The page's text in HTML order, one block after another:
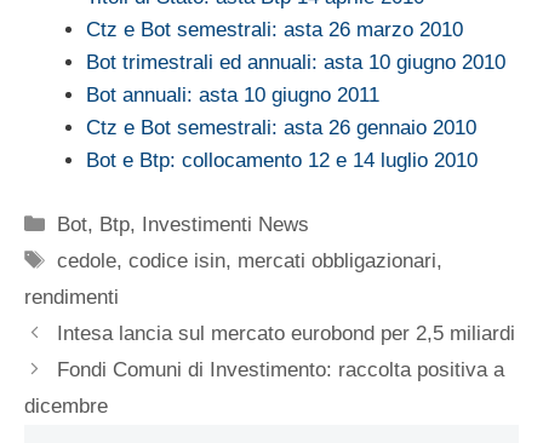
Ctz e Bot semestrali: asta 26 marzo 2010
Bot trimestrali ed annuali: asta 10 giugno 2010
Bot annuali: asta 10 giugno 2011
Ctz e Bot semestrali: asta 26 gennaio 2010
Bot e Btp: collocamento 12 e 14 luglio 2010
Categorie
Bot, Btp,
Investimenti News
Tag
cedole,codice isin, mercati obbligazionari,
rendimenti
Intesa lancia sul mercato eurobond per 2,5 miliardi
Fondi Comuni di Investimento: raccolta positiva a
dicembre